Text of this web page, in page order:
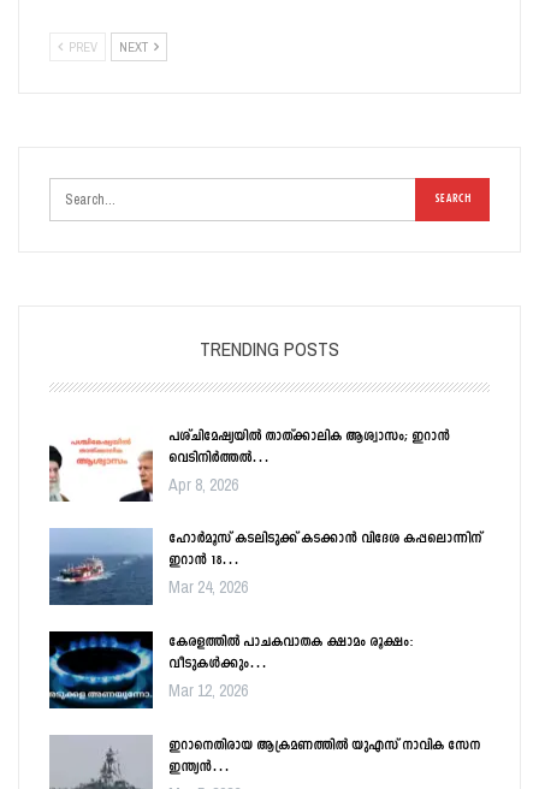
PREV NEXT
TRENDING POSTS
പശ്ചിമേഷ്യയിൽ താത്ക്കാലിക ആശ്വാസം; ഇറാൻ
വെടിനിർത്തൽ…
Apr 8, 2026
ഹോർമൂസ് കടലിടുക്ക് കടക്കാൻ വിദേശ കപ്പലൊന്നിന്
ഇറാൻ 18…
Mar 24, 2026
കേരളത്തിൽ പാചകവാതക ക്ഷാമം രൂക്ഷം:
വീടുകൾക്കും…
Mar 12, 2026
ഇറാനെതിരായ ആക്രമണത്തിൽ യുഎസ് നാവിക സേന
ഇന്ത്യൻ…